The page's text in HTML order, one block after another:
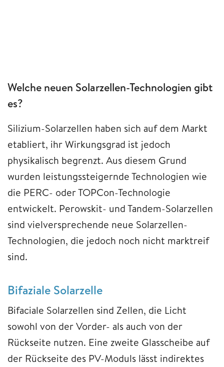
Welche neuen Solarzellen-Technologien gibt
es?
Silizium-Solarzellen haben sich auf dem Markt
etabliert, ihr Wirkungsgrad ist jedoch
physikalisch begrenzt. Aus diesem Grund
wurden leistungssteigernde Technologien wie
die PERC- oder TOPCon-Technologie
entwickelt. Perowskit- und Tandem-Solarzellen
sind vielversprechende neue Solarzellen-
Technologien, die jedoch noch nicht marktreif
sind.
Bifaziale Solarzelle
Bifaciale Solarzellen sind Zellen, die Licht
sowohl von der Vorder- als auch von der
Rückseite nutzen. Eine zweite Glasscheibe auf
der Rückseite des PV-Moduls lässt indirektes